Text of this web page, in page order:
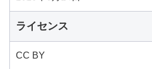
ライセンス
CC BY